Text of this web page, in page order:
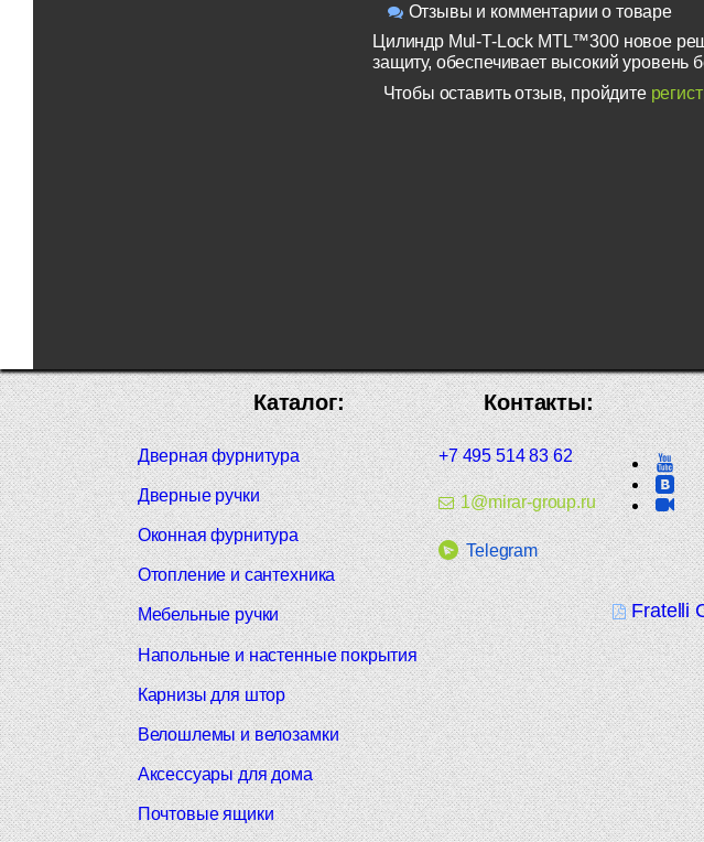
Отзывы и комментарии о товаре
Цилиндр Mul-T-Lock MTL™300 новое
защиту, обеспечивает высокий уровень
Чтобы оставить отзыв, пройдите
Fratelli
Контакты:
+7 495 514 83 62
1@mirar-group.ru
Telegram
Каталог:
Дверная фурнитура
Дверные ручки
Оконная фурнитура
Отопление и сантехника
Мебельные ручки
Напольные и настенные покрытия
Карнизы для штор
Велошлемы и велозамки
Аксессуары для дома
Почтовые ящики